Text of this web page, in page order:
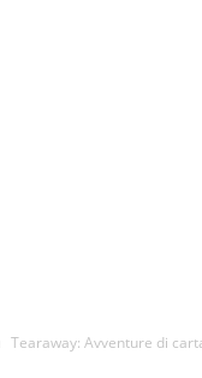
Tearaway: Avventure di